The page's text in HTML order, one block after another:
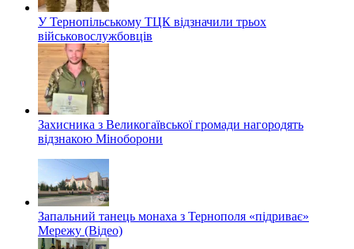
У Тернопільському ТЦК відзначили трьох
військовослужбовців
Захисника з Великогаївської громади нагородять
відзнакою Міноборони
Запальний танець монаха з Тернополя «підриває»
Мережу (Відео)